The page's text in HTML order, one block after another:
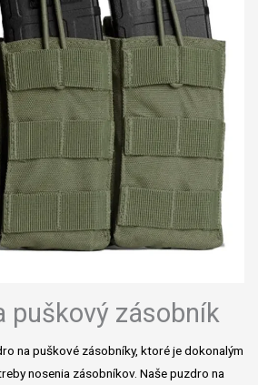
puškový zásobník
na puškové zásobníky, ktoré je dokonalým
nosenia zásobníkov. Naše puzdro na